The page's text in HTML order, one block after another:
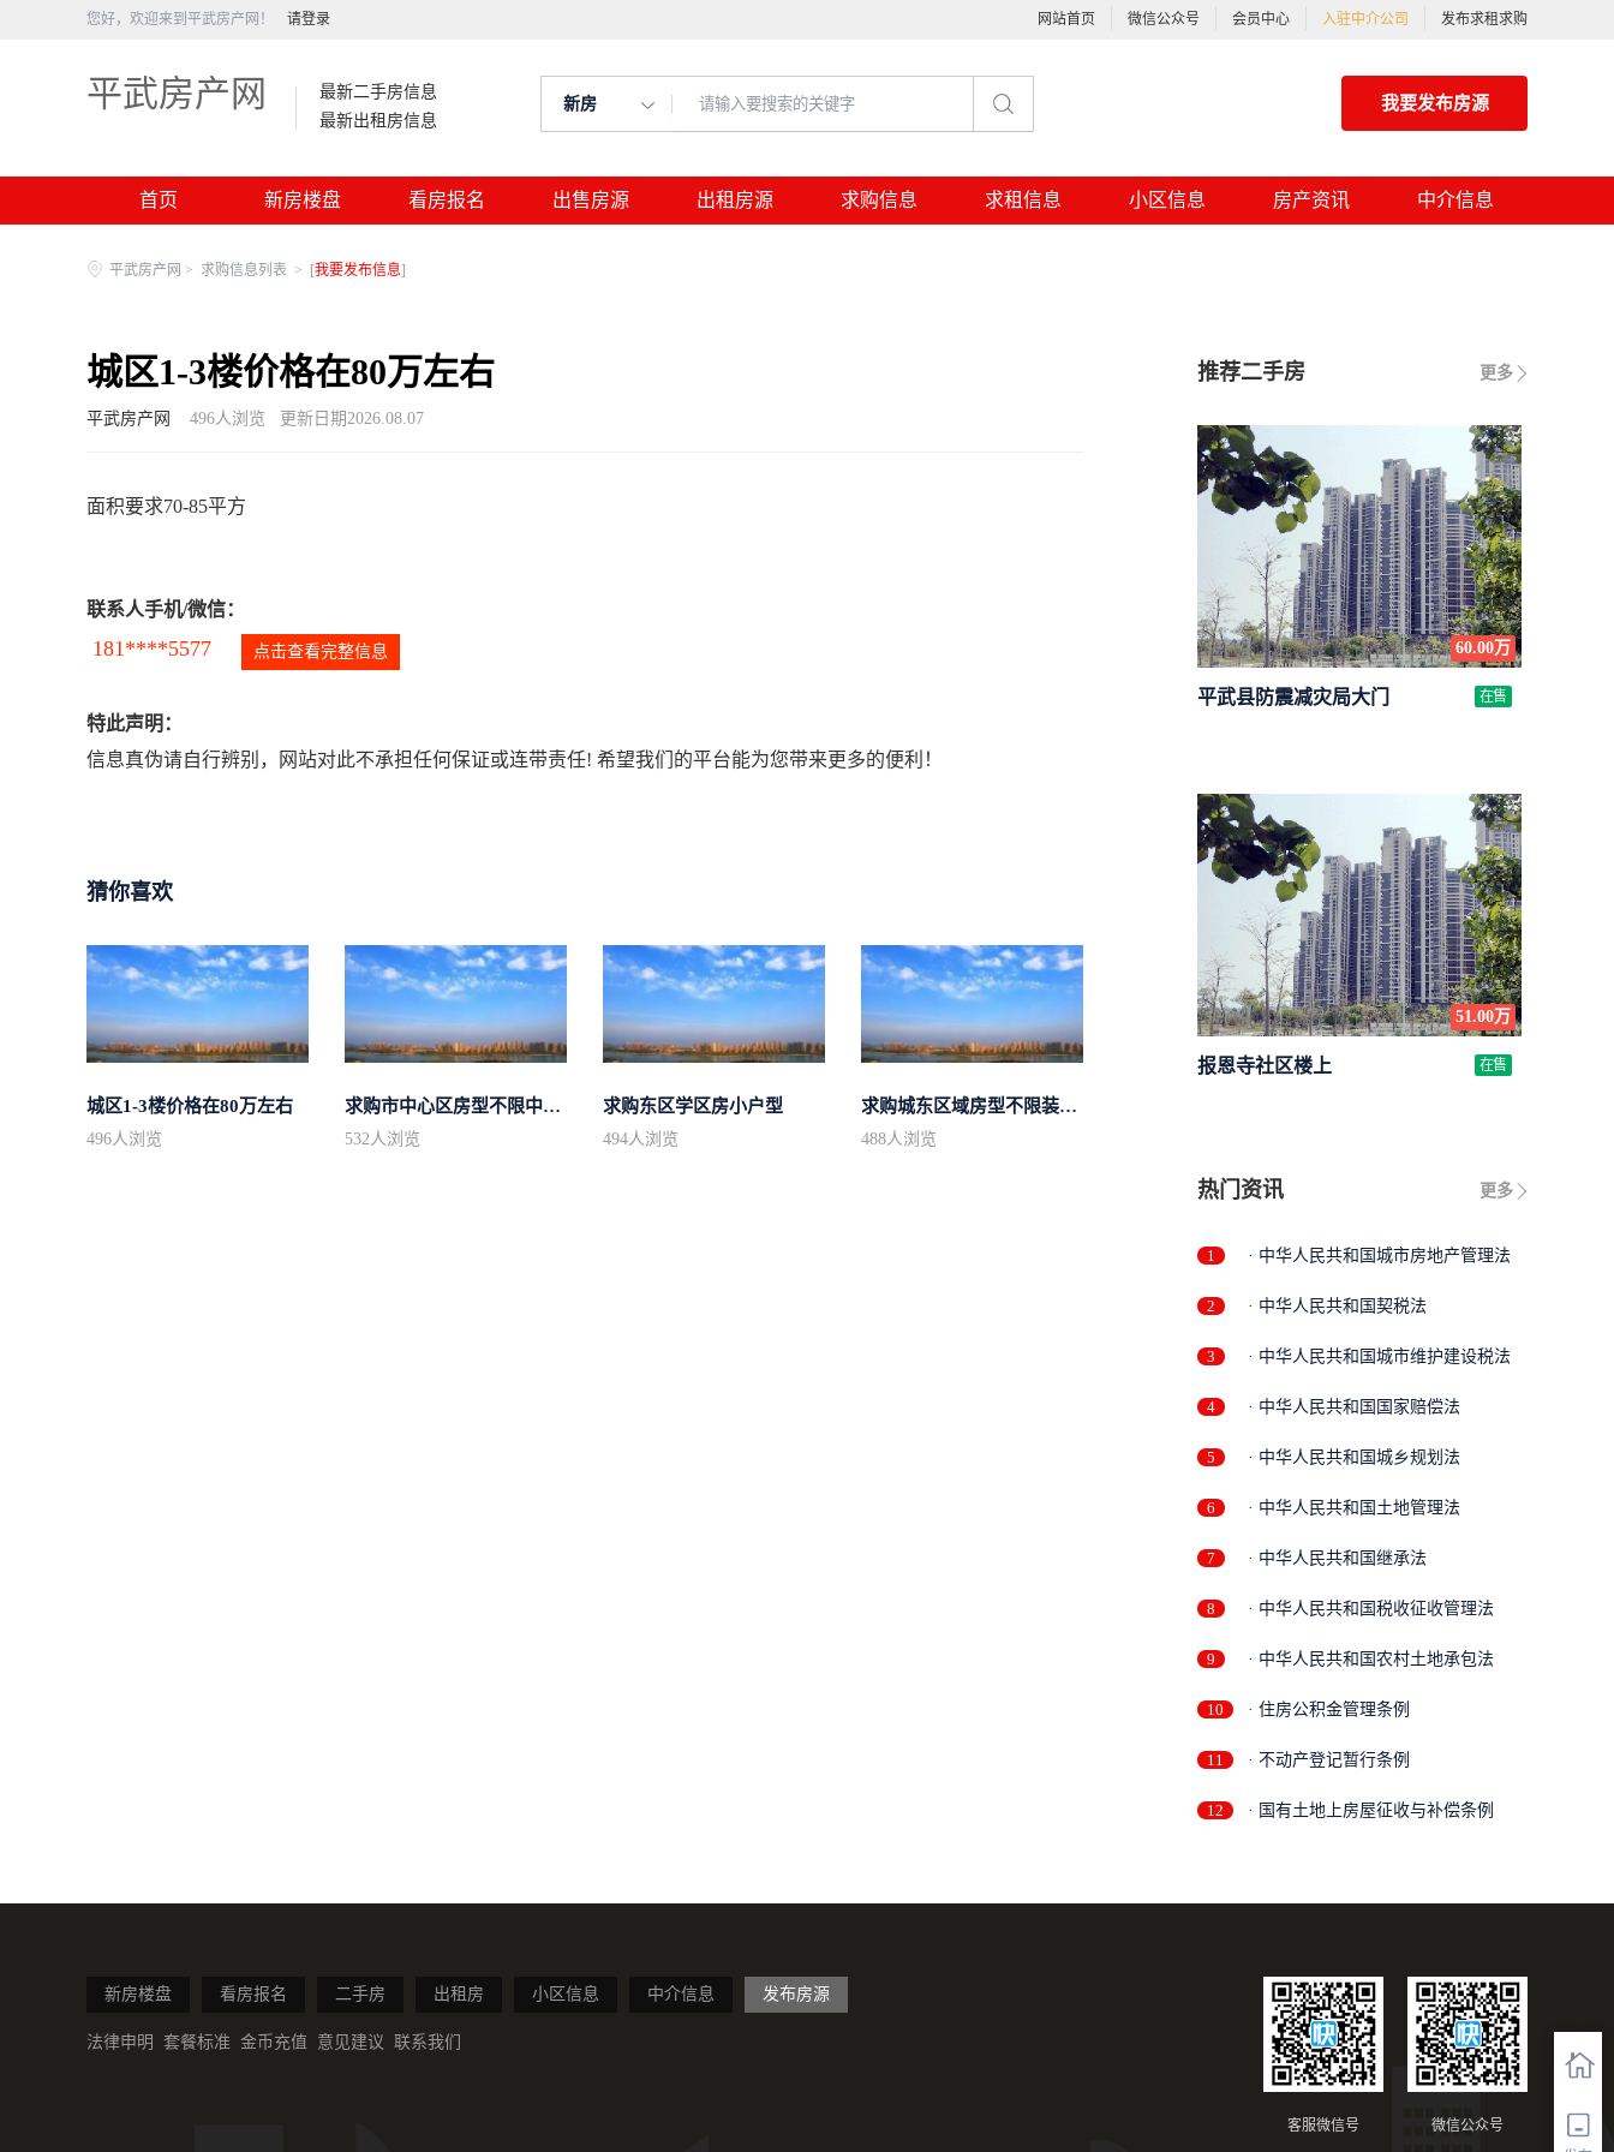
您好，欢迎来到平武房产网！ 请登录 网站首页 微信公众号 会员中心 入驻中介公司 发布求租求购
平武房产网
最新二手房信息
最新出租房信息
新房 我要发布房源
首页 新房楼盘 看房报名 出售房源 出租房源 求购信息 求租信息 小区信息 房产资讯 中介信息
平武房产网 > 求购信息列表 > [我要发布信息]
城区1-3楼价格在80万左右
平武房产网 496人浏览 更新日期2026.08.07
面积要求70-85平方
联系人手机/微信：
181****5577 点击查看完整信息
特此声明：
信息真伪请自行辨别，网站对此不承担任何保证或连带责任! 希望我们的平台能为您带来更多的便利！
猜你喜欢
城区1-3楼价格在80万左右
496人浏览
求购市中心区房型不限中档装修
532人浏览
求购东区学区房小户型
494人浏览
求购城东区域房型不限装修不限
488人浏览
更多
推荐二手房
60.00万
平武县防震减灾局大门 在售
51.00万
报恩寺社区楼上 在售
更多
热门资讯
1 · 中华人民共和国城市房地产管理法
2 · 中华人民共和国契税法
3 · 中华人民共和国城市维护建设税法
4 · 中华人民共和国国家赔偿法
5 · 中华人民共和国城乡规划法
6 · 中华人民共和国土地管理法
7 · 中华人民共和国继承法
8 · 中华人民共和国税收征收管理法
9 · 中华人民共和国农村土地承包法
10 · 住房公积金管理条例
11 · 不动产登记暂行条例
12 · 国有土地上房屋征收与补偿条例
新房楼盘 看房报名 二手房 出租房 小区信息 中介信息 发布房源
法律申明 套餐标准 金币充值 意见建议 联系我们
微信公众号
客服微信号